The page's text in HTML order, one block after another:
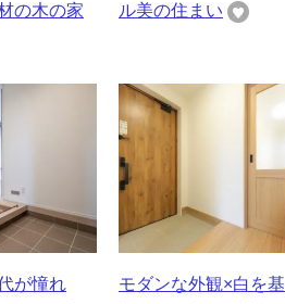
の木の家
ル美の住まい
が憧れ
モダンな外観×白を基